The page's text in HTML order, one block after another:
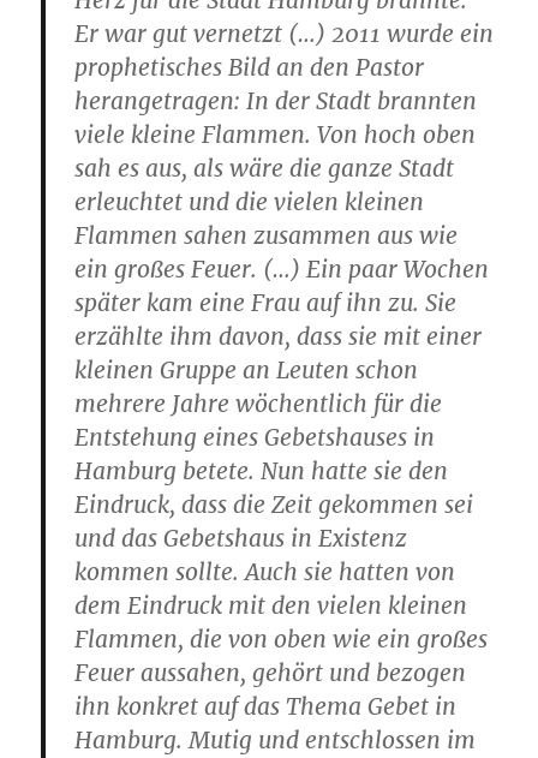
Er war gut vernetzt (…) 2011 wurde ein
prophetisches Bild an den Pastor
herangetragen: In der Stadt brannten
viele kleine Flammen. Von hoch oben
sah es aus, als wäre die ganze Stadt
erleuchtet und die vielen kleinen
Flammen sahen zusammen aus wie
ein großes Feuer. (…) Ein paar Wochen
später kam eine Frau auf ihn zu. Sie
erzählte ihm davon, dass sie mit einer
kleinen Gruppe an Leuten schon
mehrere Jahre wöchentlich für die
Entstehung eines Gebetshauses in
Hamburg betete. Nun hatte sie den
Eindruck, dass die Zeit gekommen sei
und das Gebetshaus in Existenz
kommen sollte. Auch sie hatten von
dem Eindruck mit den vielen kleinen
Flammen, die von oben wie ein großes
Feuer aussahen, gehört und bezogen
ihn konkret auf das Thema Gebet in
Hamburg. Mutig und entschlossen im